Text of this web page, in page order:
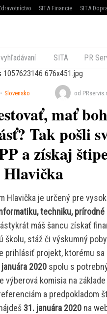
SITA Financie SITA
SITA PR
Slovensko od
mať
Tak pošli
a získaj
Hlavička je určený pre
techniku,
máš šancu získať
školu, stáž či výskumný
prihlásiť projekt, ktorému
januára 2020 spolu s
výberová komisia na
a predpokladom
31. januára 2020 na